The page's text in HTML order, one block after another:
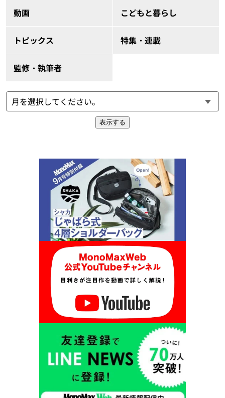
動画 こどもと暮らし
トピックス 特集・連載
監修・執筆者
表示する